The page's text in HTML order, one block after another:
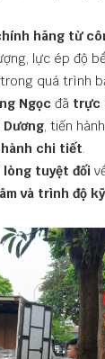
hãng từ
lực ép độ
quá trình
Ngọc đã trực
, tiến hành
hành chi tiết.
lòng tuyệt đối
và trình độ